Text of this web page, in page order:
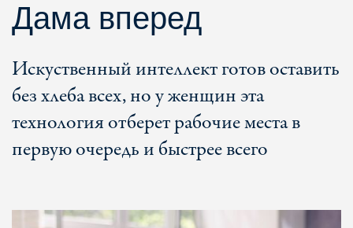
Дама вперед
Искуственный интеллект готов оставить
без хлеба всех, но у женщин эта
технология отберет рабочие места в
первую очередь и быстрее всего